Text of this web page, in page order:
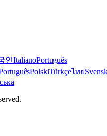
인ItalianoPortuguês
PolskiTürkçeไทย